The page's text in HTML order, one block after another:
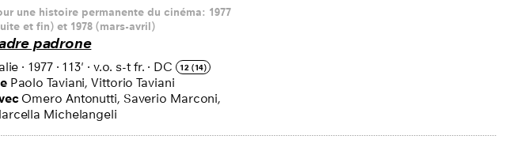
une histoire permanente du cinéma: 1977
et fin) et 1978 (mars-avril)
padrone
· 1977· 113' · v.o. s-t fr. · DC 12 (14)
Paolo Taviani, Vittorio Taviani
Omero Antonutti, Saverio Marconi,
Michelangeli